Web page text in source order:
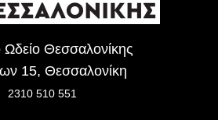
Ωδείο Θεσσαλονίκης
15, Θεσσαλονίκη
2310 510 551